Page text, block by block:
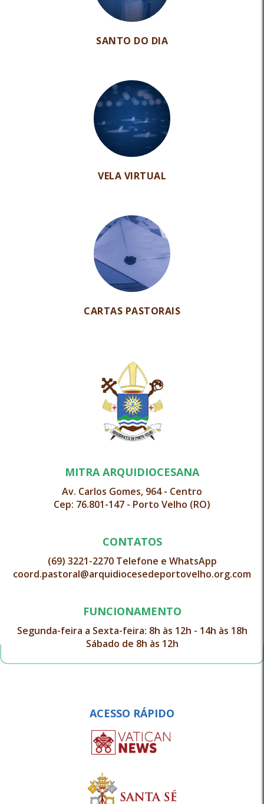
SANTO DO DIA
VELA VIRTUAL
CARTAS PASTORAIS
MITRA ARQUIDIOCESANA
Av. Carlos Gomes, 964 - Centro
Cep: 76.801-147 - Porto Velho (RO)
CONTATOS
(69) 3221-2270 Telefone e WhatsApp
coord.pastoral@arquidiocesedeportovelho.org.com
FUNCIONAMENTO
Segunda-feira a Sexta-feira: 8h às 12h - 14h às 18h
Sábado de 8h às 12h
ACESSO RÁPIDO